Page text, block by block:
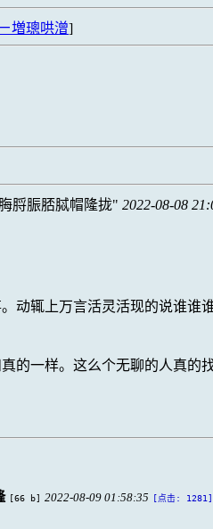
増璁哄潧]
脟脤脴脦帽隆拢 2022-08-08
动辄上万言活灵活现的说谁谁
的一样。这么个无聊的人真的
[66 b] 2022-08-09 01:58:35 [点击: 1281]